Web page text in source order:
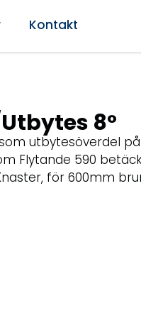
Kontakt
8°
utbytesöverdel
Flytande 590
för 600mm